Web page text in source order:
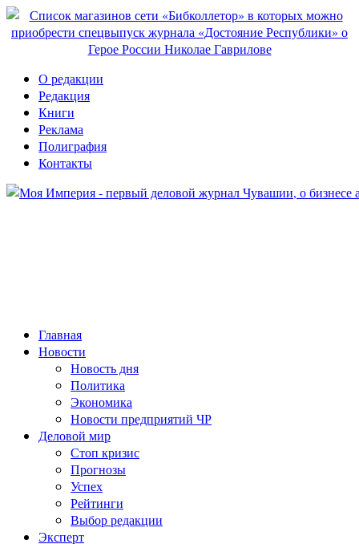
О редакции
Редакция
Книги
Реклама
Полиграфия
Контакты
Главная
Новости
Новость дня
Политика
Экономика
Новости предприятий ЧР
Деловой мир
Стоп кризис
Прогнозы
Успех
Рейтинги
Выбор редакции
Эксперт